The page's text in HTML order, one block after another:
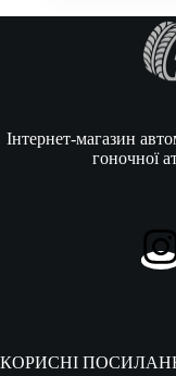
Інтернет-магазин
гоночної
КОРИСНІ